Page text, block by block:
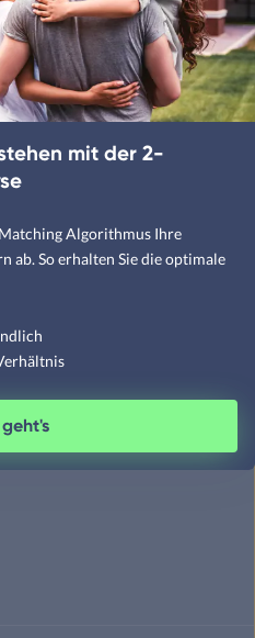
mit der 2-
Algorithmus Ihre
ab. So erhalten Sie die optimale
geht's